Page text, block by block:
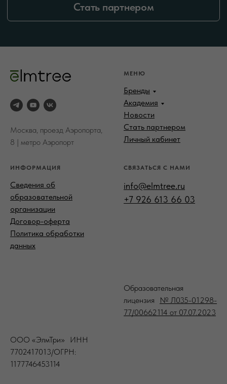
Москва, проезд Аэропорта,
8 | метро Аэропорт
МЕНЮ
Бренды
Академия
Новости
Стать партнером
Личный кабинет
ИНФОРМАЦИЯ
Сведения об
образовательной
организации
Договор-оферта
Политика обработки
данных
СВЯЗАТЬСЯ С НАМИ
info@elmtree.ru
+7 926 613 66 03
Образовательная
лицензия
№ Л035-01298-
77/00662114 от 07.07.2023
ООО «ЭлмТри» ИНН
7702417013/ОГРН:
1177746453114